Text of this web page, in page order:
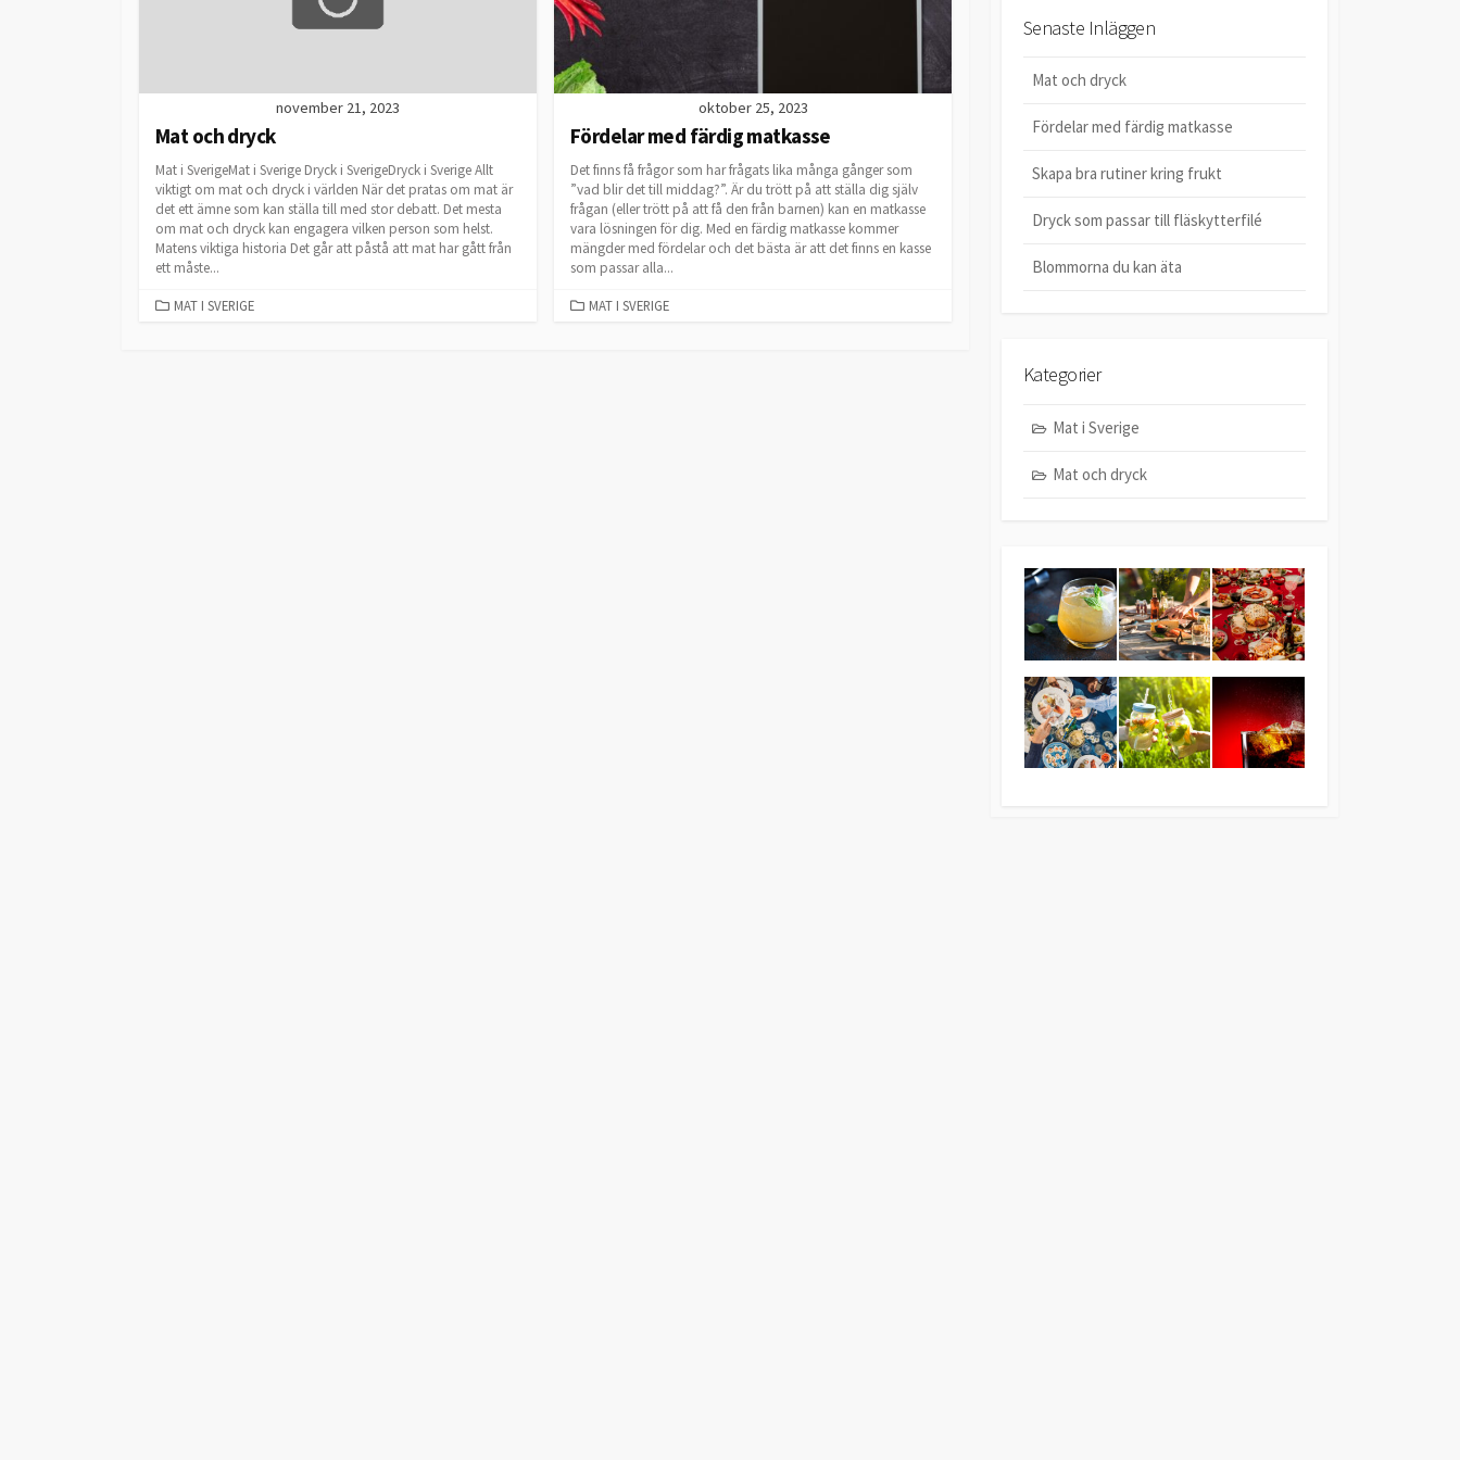
november 21, 2023
Mat och dryck
Mat i SverigeMat i Sverige Dryck i SverigeDryck i Sverige Allt
viktigt om mat och dryck i världen När det pratas om mat är
det ett ämne som kan ställa till med stor debatt. Det mesta
om mat och dryck kan engagera vilken person som helst.
Matens viktiga historia Det går att påstå att mat har gått från
ett måste...
CATEGORIES
MAT I SVERIGE
oktober 25, 2023
Fördelar med färdig matkasse
Det finns få frågor som har frågats lika många gånger som
”vad blir det till middag?”. Är du trött på att ställa dig själv
frågan (eller trött på att få den från barnen) kan en matkasse
vara lösningen för dig. Med en färdig matkasse kommer
mängder med fördelar och det bästa är att det finns en kasse
som passar alla...
CATEGORIES
MAT I SVERIGE
Senaste Inläggen
Mat och dryck
Fördelar med färdig matkasse
Skapa bra rutiner kring frukt
Dryck som passar till fläskytterfilé
Blommorna du kan äta
Kategorier
Mat i Sverige
Mat och dryck